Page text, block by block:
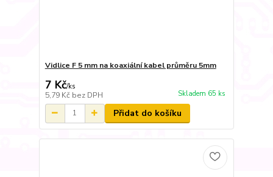
Vidlice F 5 mm na koaxiální kabel průměru 5mm
7 Kč/ks
5,79 Kč bez DPH Skladem 65 ks
Přidat do košíku